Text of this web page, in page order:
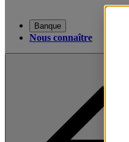
Banque
Nous connaître